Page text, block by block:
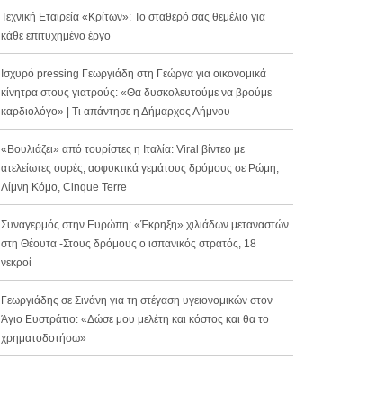
Τεχνική Εταιρεία «Κρίτων»: Το σταθερό σας θεμέλιο για
κάθε επιτυχημένο έργο
Ισχυρό pressing Γεωργιάδη στη Γεώργα για οικονομικά
κίνητρα στους γιατρούς: «Θα δυσκολευτούμε να βρούμε
καρδιολόγο» | Τι απάντησε η Δήμαρχος Λήμνου
«Βουλιάζει» από τουρίστες η Ιταλία: Viral βίντεο με
ατελείωτες ουρές, ασφυκτικά γεμάτους δρόμους σε Ρώμη,
Λίμνη Κόμο, Cinque Terre
Συναγερμός στην Ευρώπη: «Έκρηξη» χιλιάδων μεταναστών
στη Θέουτα -Στους δρόμους ο ισπανικός στρατός, 18
νεκροί
Γεωργιάδης σε Σινάνη για τη στέγαση υγειονομικών στον
Άγιο Ευστράτιο: «Δώσε μου μελέτη και κόστος και θα το
χρηματοδοτήσω»